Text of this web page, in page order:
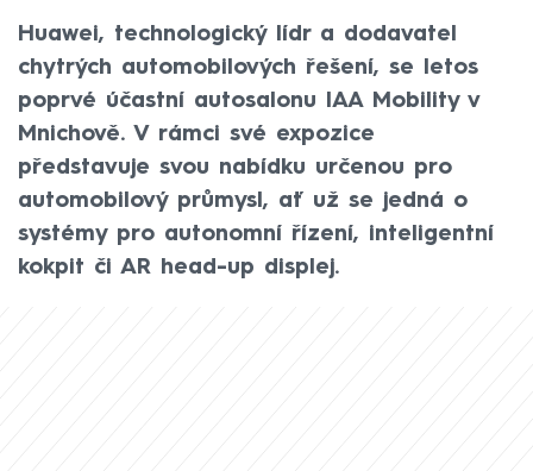
Huawei, technologický lídr a dodavatel
chytrých automobilových řešení, se letos
poprvé účastní autosalonu IAA Mobility v
Mnichově. V rámci své expozice
představuje svou nabídku určenou pro
automobilový průmysl, ať už se jedná o
systémy pro autonomní řízení, inteligentní
kokpit či AR head-up displej.